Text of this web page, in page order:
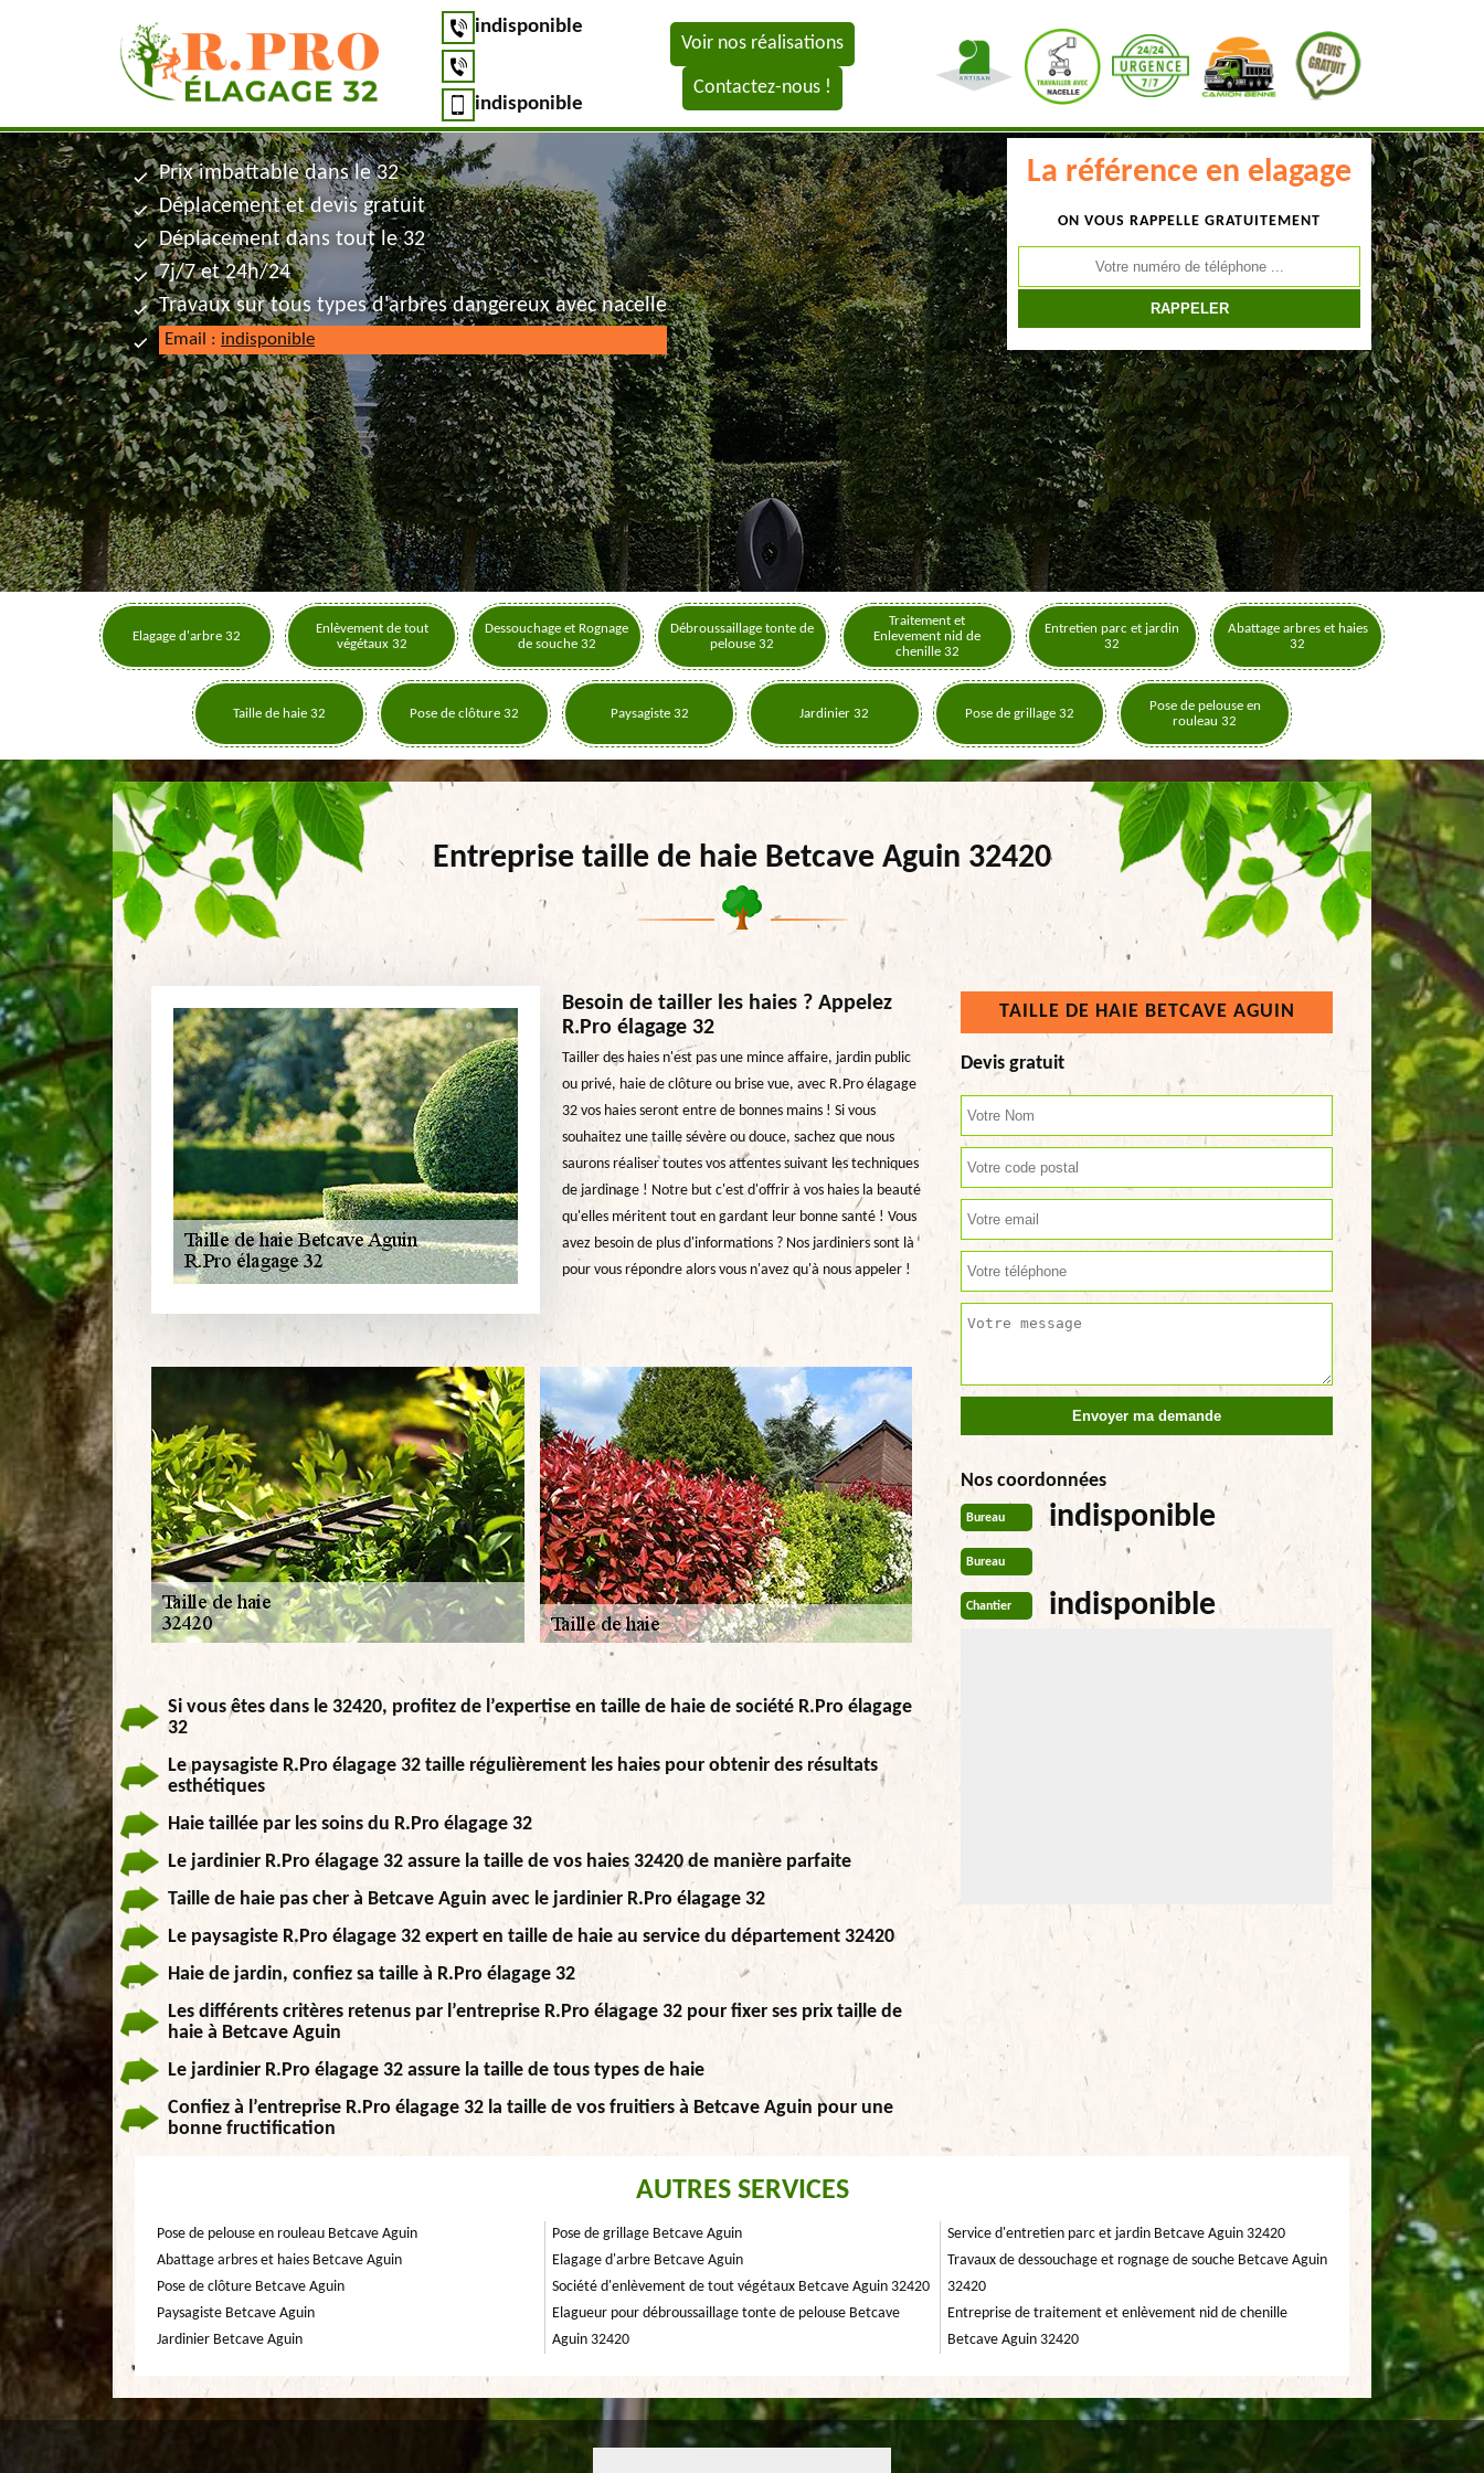
indisponible
indisponible
Voir nos réalisations
Contactez-nous !
La référence en elagage
ON VOUS RAPPELLE GRATUITEMENT
Prix imbattable dans le 32
Déplacement et devis gratuit
Déplacement dans tout le 32
7j/7 et 24h/24
Travaux sur tous types d'arbres dangereux avec nacelle
Email : indisponible
Elagage d'arbre 32
Enlèvement de tout
végétaux 32
Dessouchage et Rognage
de souche 32
Débroussaillage tonte de
pelouse 32
Traitement et
Enlevement nid de
chenille 32
Entretien parc et jardin
32
Abattage arbres et haies
32
Taille de haie 32 Pose de clôture 32 Paysagiste 32 Jardinier 32 Pose de grillage 32
Pose de pelouse en
rouleau 32
Entreprise taille de haie Betcave Aguin 32420
Besoin de tailler les haies ? Appelez
R.Pro élagage 32
Tailler des haies n'est pas une mince affaire, jardin public
ou privé, haie de clôture ou brise vue, avec R.Pro élagage
32 vos haies seront entre de bonnes mains ! Si vous
souhaitez une taille sévère ou douce, sachez que nous
saurons réaliser toutes vos attentes suivant les techniques
de jardinage ! Notre but c'est d'offrir à vos haies la beauté
qu'elles méritent tout en gardant leur bonne santé ! Vous
avez besoin de plus d'informations ? Nos jardiniers sont là
pour vous répondre alors vous n'avez qu'à nous appeler !
Si vous êtes dans le 32420, profitez de l’expertise en taille de haie de société R.Pro élagage
32
Le paysagiste R.Pro élagage 32 taille régulièrement les haies pour obtenir des résultats
esthétiques
Haie taillée par les soins du R.Pro élagage 32
Le jardinier R.Pro élagage 32 assure la taille de vos haies 32420 de manière parfaite
Taille de haie pas cher à Betcave Aguin avec le jardinier R.Pro élagage 32
Le paysagiste R.Pro élagage 32 expert en taille de haie au service du département 32420
Haie de jardin, confiez sa taille à R.Pro élagage 32
Les différents critères retenus par l’entreprise R.Pro élagage 32 pour fixer ses prix taille de
haie à Betcave Aguin
Le jardinier R.Pro élagage 32 assure la taille de tous types de haie
Confiez à l’entreprise R.Pro élagage 32 la taille de vos fruitiers à Betcave Aguin pour une
bonne fructification
TAILLE DE HAIE BETCAVE AGUIN
Devis gratuit
Nos coordonnées
Bureau indisponible
Bureau
Chantier indisponible
AUTRES SERVICES
Pose de pelouse en rouleau Betcave Aguin
Abattage arbres et haies Betcave Aguin
Pose de clôture Betcave Aguin
Paysagiste Betcave Aguin
Jardinier Betcave Aguin
Pose de grillage Betcave Aguin
Elagage d'arbre Betcave Aguin
Société d'enlèvement de tout végétaux Betcave Aguin 32420
Elagueur pour débroussaillage tonte de pelouse Betcave
Aguin 32420
Service d'entretien parc et jardin Betcave Aguin 32420
Travaux de dessouchage et rognage de souche Betcave Aguin
32420
Entreprise de traitement et enlèvement nid de chenille
Betcave Aguin 32420